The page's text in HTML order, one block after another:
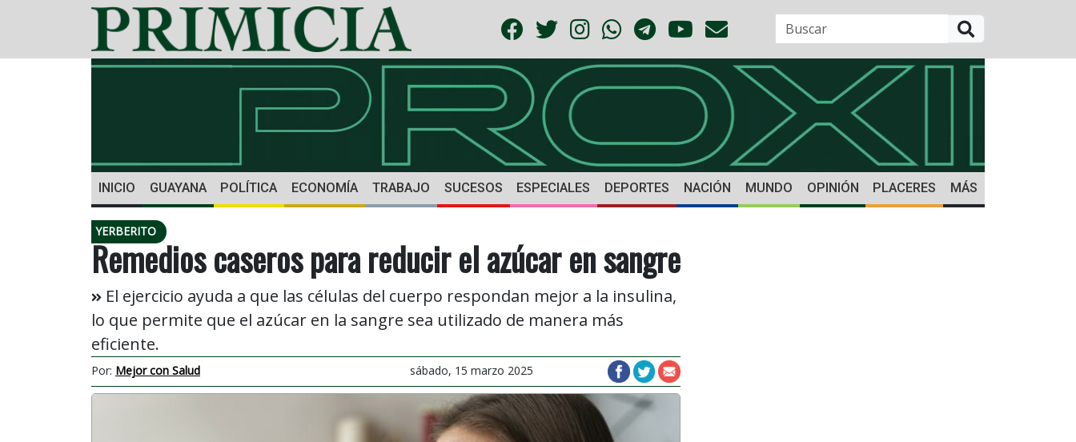
INICIO GUAYANA POLÍTICA ECONOMÍA TRABAJO SUCESOS ESPECIALES DEPORTES NACIÓN MUNDO OPINIÓN PLACERES MÁS
YERBERITO
Remedios caseros para reducir el azúcar en sangre
El ejercicio ayuda a que las células del cuerpo respondan mejor a la insulina,
lo que permite que el azúcar en la sangre sea utilizado de manera más
eficiente.
Por: Mejor con Salud sábado, 15 marzo 2025